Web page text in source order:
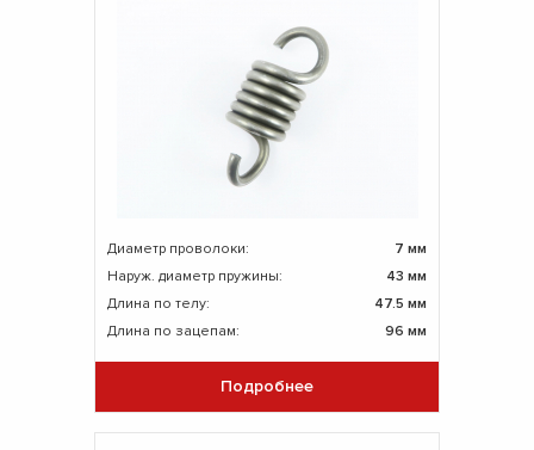
Диаметр проволоки:
7 мм
Наруж. диаметр пружины:
43 мм
Длина по телу:
47.5 мм
Длина по зацепам:
96 мм
Подробнее